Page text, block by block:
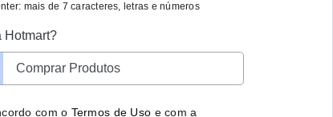
mais de 7 caracteres, letras e números
Hotmart?
Comprar Produtos
com o Termos de Uso e com a